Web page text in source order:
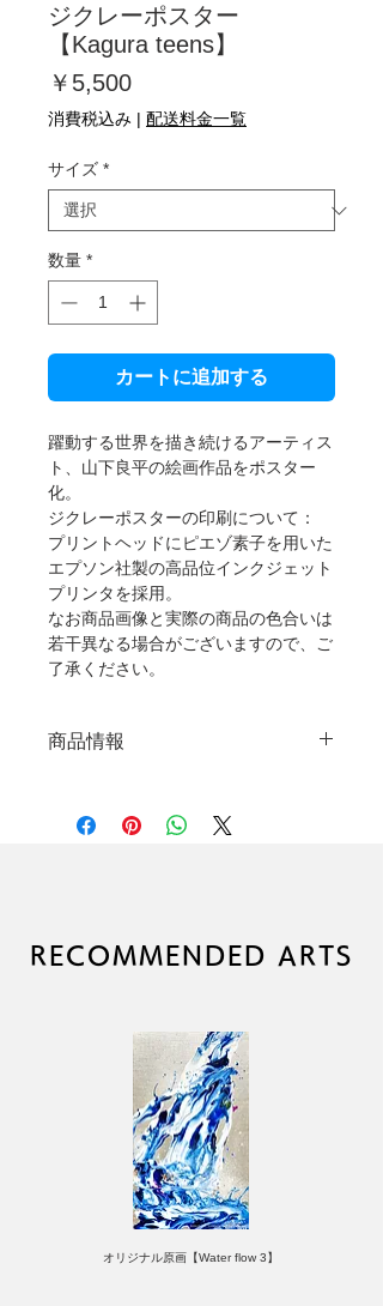
ジクレーポスター
【Kagura teens】
￥5,500価
格
消費税込み | 配送料金一覧
サイズ *
数量 *
カートに追加する
躍動する世界を描き続けるアーティス
ト、山下良平の絵画作品をポスター
化。
ジクレーポスターの印刷について：
プリントヘッドにピエゾ素子を用いた
エプソン社製の高品位インクジェット
プリンタを採用。
なお商品画像と実際の商品の色合いは
若干異なる場合がございますので、ご
了承ください。
商品情報
（顔料インク使用）
本品に額縁は付属しません
STONE
RECOMMENDED ARTS
オリジナル原画【Water flow 3】